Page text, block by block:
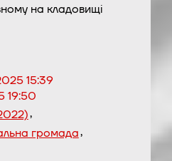
на кладовищі
15:39
19:50
,
громада,